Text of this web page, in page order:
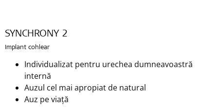
SYNCHRONY 2
Implant cohlear
Individualizat pentru urechea dumneavoastră
internă
Auzul cel mai apropiat de natural
Auz pe viață